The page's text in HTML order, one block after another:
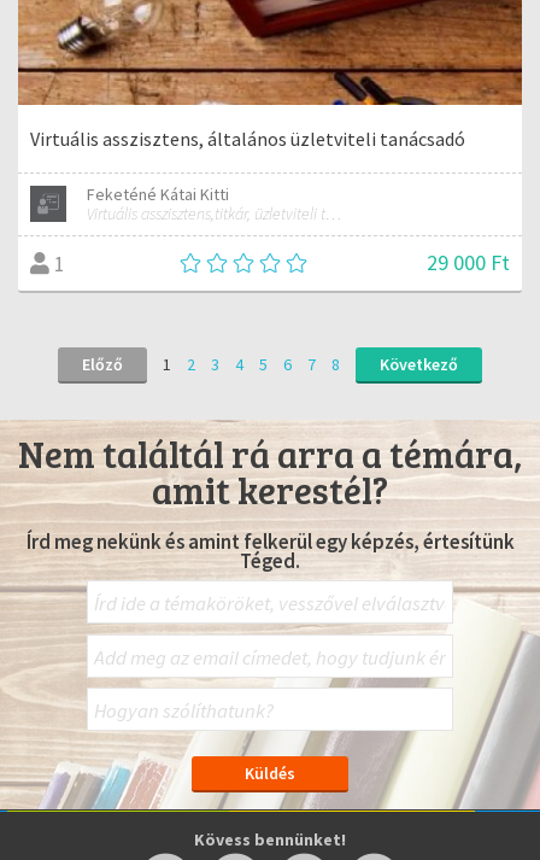
Virtuális asszisztens, általános üzletviteli tanácsadó
Feketéné Kátai Kitti
Virtuális asszisztens,titkár, üzletviteli tanácsadó
1 29 000 Ft
Előző 1 2 3 4 5 6 7 8 Következő
Nem találtál rá arra a témára,
amit kerestél?
Írd meg nekünk és amint felkerül egy képzés, értesítünk
Téged.
Kövess bennünket!